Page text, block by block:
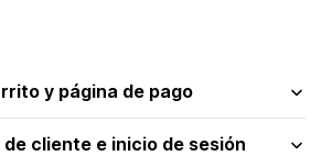
y página de pago
cliente e inicio de sesión